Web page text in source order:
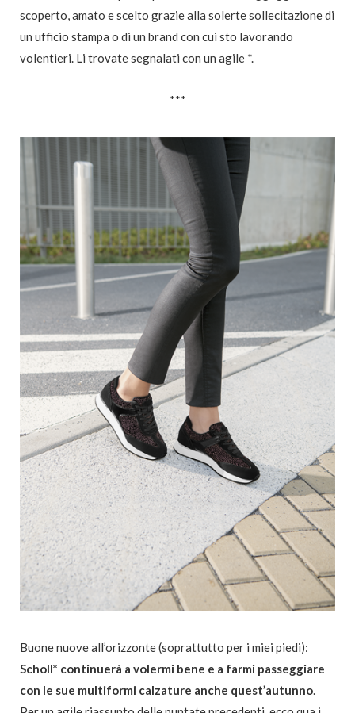
scoperto, amato e scelto grazie alla solerte sollecitazione di
un ufficio stampa o di un brand con cui sto lavorando
volentieri. Li trovate segnalati con un agile *.
***
Buone nuove all’orizzonte (soprattutto per i miei piedi):
Scholl* continuerà a volermi bene e a farmi passeggiare
con le sue multiformi calzature anche quest’autunno.